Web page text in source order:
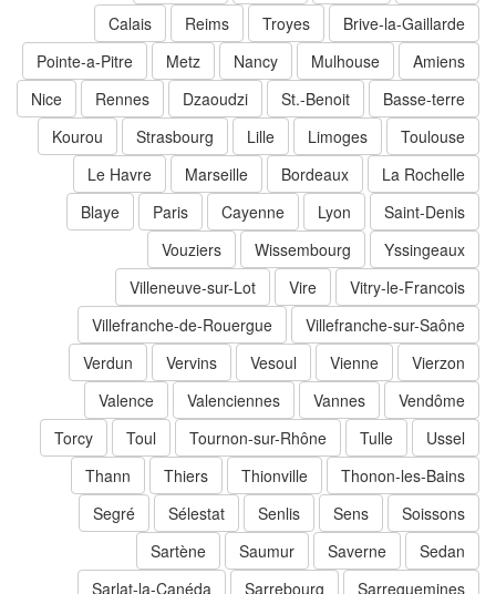
Brive-la-Gaillarde
Troyes
Reims
Calais
Amiens
Mulhouse
Nancy
Metz
Pointe-a-Pitre
Basse-terre
St.-Benoit
Dzaoudzi
Rennes
Nice
Toulouse
Limoges
Strasbourg
Kourou
La Rochelle
Bordeaux
Marseille
Le Havre
Saint-Denis
Lyon
Cayenne
Paris
Blaye
Yssingeaux
Wissembourg
Vouziers
Vitry-le-Francois
Villeneuve-sur-Lot
Villefranche-sur-Saône
Villefranche-de-Rouergue
Vierzon
Vienne
Vesoul
Vervins
Verdun
Vendôme
Vannes
Valenciennes
Valence
Ussel
Tulle
Tournon-sur-Rhône
Torcy
Thonon-les-Bains
Thionville
Thiers
Thann
Soissons
Sens
Senlis
Sélestat
Segré
Sedan
Saverne
Saumur
Sartène
Sarreguemines
Sarrebourg
Sarlat-la-Canéda